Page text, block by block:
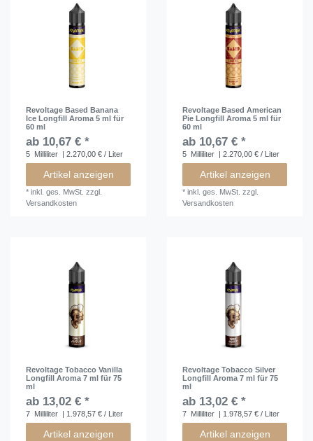
Revoltage Based Banana
Ice Longfill Aroma 5 ml für
60 ml
ab 10,67 € *
5 Milliliter | 2.270,00 € / Liter
Artikel anzeigen
*inkl. ges. MwSt. zzgl.
Versandkosten
Revoltage Based American
Pie Longfill Aroma 5 ml für
60 ml
ab 10,67 € *
5 Milliliter | 2.270,00 € / Liter
Artikel anzeigen
*inkl. ges. MwSt. zzgl.
Versandkosten
Revoltage Tobacco Vanilla
Longfill Aroma 7 ml für 75
ml
ab 13,02 € *
7 Milliliter | 1.978,57 € / Liter
Artikel anzeigen
Revoltage Tobacco Silver
Longfill Aroma 7 ml für 75
ml
ab 13,02 € *
7 Milliliter | 1.978,57 € / Liter
Artikel anzeigen